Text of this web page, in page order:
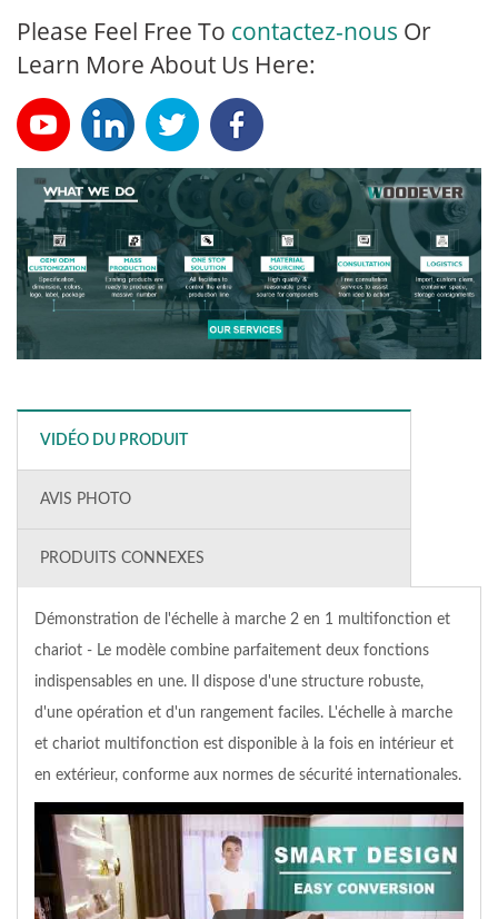
Please Feel Free To contactez-nous Or
Learn More About Us Here:
VIDÉO DU PRODUIT
AVIS PHOTO
PRODUITS CONNEXES
Démonstration de l'échelle à marche 2 en 1 multifonction et
chariot - Le modèle combine parfaitement deux fonctions
indispensables en une. Il dispose d'une structure robuste,
d'une opération et d'un rangement faciles. L'échelle à marche
et chariot multifonction est disponible à la fois en intérieur et
en extérieur, conforme aux normes de sécurité internationales.